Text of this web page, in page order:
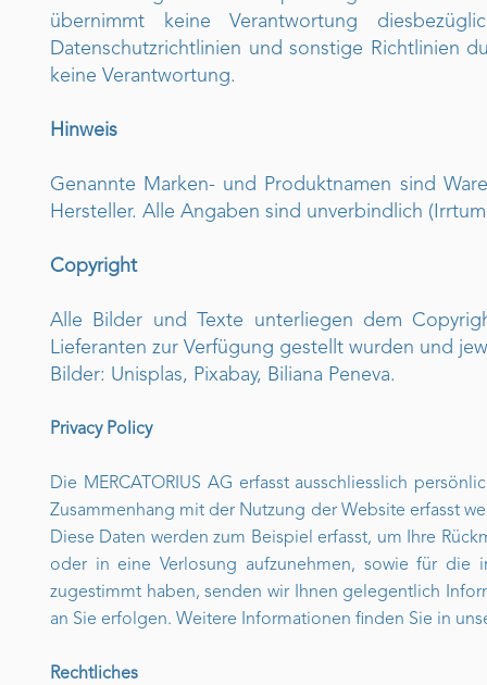
übernimmt keine Verantwortung
Datenschutzrichtlinien und sonstige Richtlinien
keine Verantwortung.
Hinweis
Genannte Marken- und Produktnamen sind
Hersteller. Alle Angaben sind unverbindlich
Copyright
Alle Bilder und Texte unterliegen dem
Lieferanten zur Verfügung gestellt wurden und
Bilder: Unisplas, Pixabay, Biliana Peneva.
Privacy Policy
Die MERCATORIUS AG erfasst ausschliesslich
Zusammenhang mit der Nutzung der Website erfasst
Diese Daten werden zum Beispiel erfasst, um Ihre
oder in eine Verlosung aufzunehmen, sowie für die
zugestimmt haben, senden wir Ihnen gelegentlich
an Sie erfolgen. Weitere Informationen finden Sie in
Rechtliches